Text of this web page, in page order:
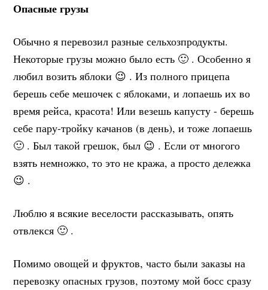
Опасные грузы
Обычно я перевозил разные сельхозпродукты.
Некоторые грузы можно было есть 🙂 . Особенно я
любил возить яблоки 😉 . Из полного прицепа
берешь себе мешочек с яблоками, и лопаешь их во
время рейса, красота! Или везешь капусту - берешь
себе пару-тройку качанов (в день), и тоже лопаешь
🙂 . Был такой грешок, был 😉 . Если от многого
взять немножко, то это не кража, а просто дележка
😉 .
Люблю я всякие веселости рассказывать, опять
отвлекся 🙂 .
Помимо овощей и фруктов, часто были заказы на
перевозку опасных грузов, поэтому мой босс сразу